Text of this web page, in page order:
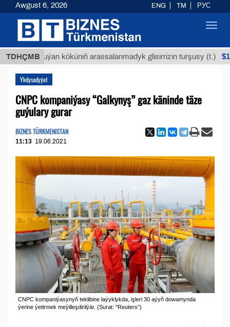
TDHÇMB
Buýan köküniň arassalanmadyk glisirrizin turşusy (t.) $12935,18
Ykdysadyýet
CNPC kompaniýasy “Galkynyş” gaz käninde täze
guýulary gurar
BIZNES TÜRKMENISTAN
11:13 19.06.2021
CNPC kompaniýasynyň teklibine laýyklykda, işleri 30 aýyň dowamynda
ýerine ýetirmek meýilleşdirilýär. (Surat: "Reuters”)
Awgust 6, 2026 ENG TM РУС